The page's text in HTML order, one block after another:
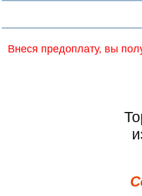
Внеся предоплату, вы